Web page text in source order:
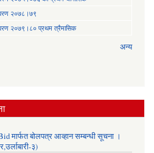
२०७८।७९
२०७९।८० प्रथम त्रैमासिक
अन्य
मार्फत बोलपत्र आव्हान सम्बन्धी सूचना ।
३)